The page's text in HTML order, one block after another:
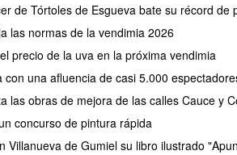
de Tórtoles de Esgueva bate su récord de
las normas de la vendimia 2026
precio de la uva en la próxima vendimia
con una afluencia de casi 5.000
las obras de mejora de las calles Cauce y
concurso de pintura rápida
Villanueva de Gumiel su libro ilustrado